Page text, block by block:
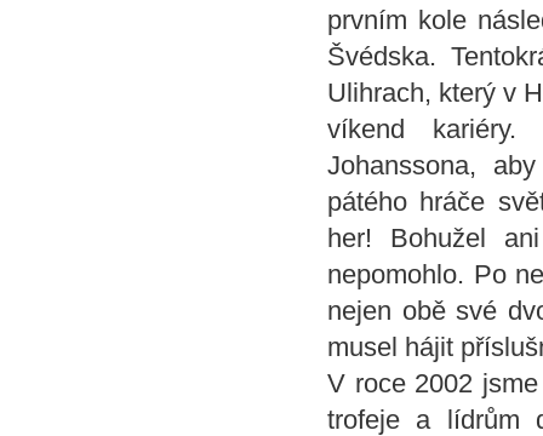
prvním kole
Švédska.
Ulihrach, který v
víkend kariéry.
Johanssona,
pátého hráče
her! Bohužel
nepomohlo. Po
nejen obě své
musel hájit
V roce 2002
trofeje a lídrům